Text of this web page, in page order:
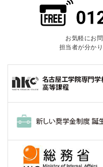
お気軽にお
担当者が分か